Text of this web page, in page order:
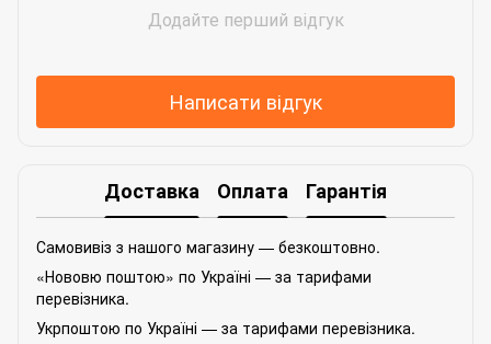
Додайте перший відгук
Написати відгук
Доставка Оплата Гарантія
Самовивіз з нашого магазину — безкоштовно.
«Нововю поштою» по Україні — за тарифами
перевізника.
Укрпоштою по Україні — за тарифами перевізника.